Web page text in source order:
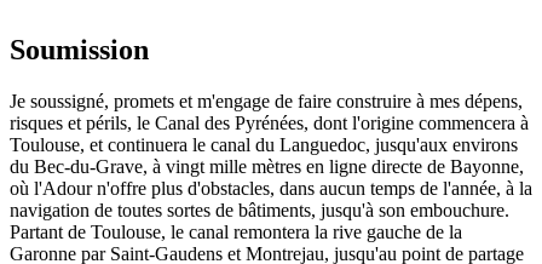
Soumission
Je soussigné, promets et m'engage de faire construire à mes dépens,
risques et périls, le Canal des Pyrénées, dont l'origine commencera à
Toulouse, et continuera le canal du Languedoc, jusqu'aux environs
du Bec-du-Grave, à vingt mille mètres en ligne directe de Bayonne,
où l'Adour n'offre plus d'obstacles, dans aucun temps de l'année, à la
navigation de toutes sortes de bâtiments, jusqu'à son embouchure.
Partant de Toulouse, le canal remontera la rive gauche de la
Garonne par Saint-Gaudens et Montrejau, jusqu'au point de partage